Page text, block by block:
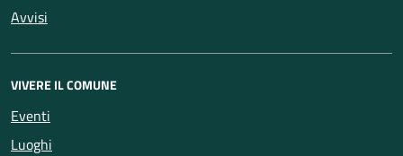
Avvisi
VIVERE IL COMUNE
Eventi
Luoghi